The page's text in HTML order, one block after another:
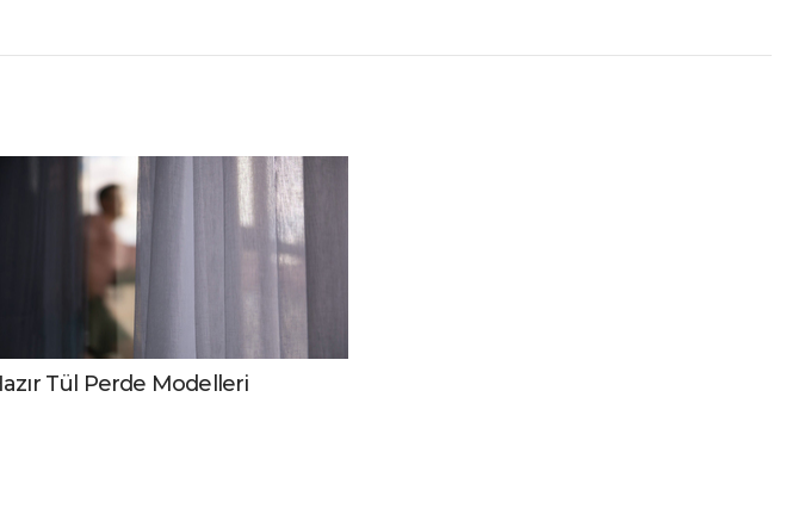
Tül Perde Modelleri